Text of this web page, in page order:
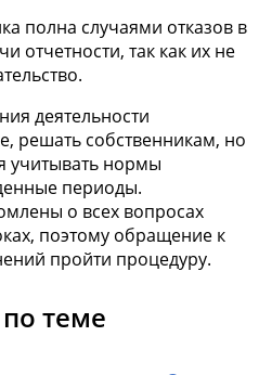
полна случаями отказов в
отчетности, так как их не
деятельности
решать собственникам, но
учитывать нормы
периоды.
о всех вопросах
поэтому обращение к
пройти процедуру.
теме